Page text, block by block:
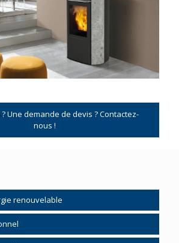
Une demande de devis ? Contactez-
nous !
renouvelable
système gainable